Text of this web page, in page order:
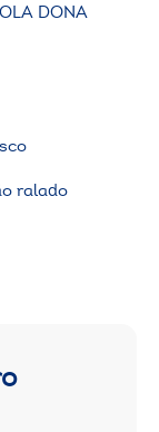
DONA
ralado